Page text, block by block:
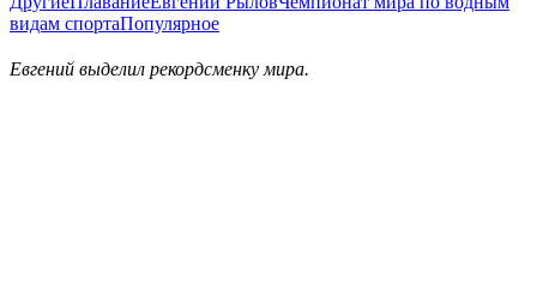
видам спортаПопулярное
Евгений выделил рекордсменку мира.